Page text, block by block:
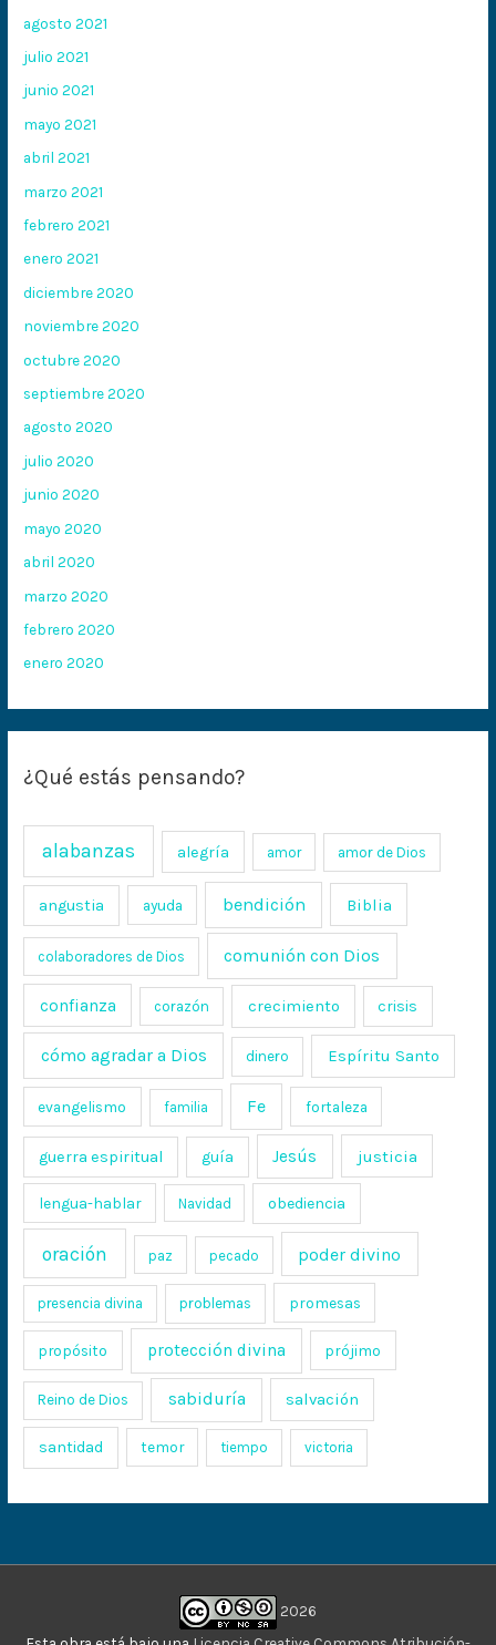
agosto 2021
julio 2021
junio 2021
mayo 2021
abril 2021
marzo 2021
febrero 2021
enero 2021
diciembre 2020
noviembre 2020
octubre 2020
septiembre 2020
agosto 2020
julio 2020
junio 2020
mayo 2020
abril 2020
marzo 2020
febrero 2020
enero 2020
¿Qué estás pensando?
alabanzas alegría amor amor de Dios
angustia ayuda bendición Biblia
colaboradores de Dios comunión con Dios
confianza corazón crecimiento crisis
cómo agradar a Dios dinero Espíritu Santo
evangelismo familia Fe fortaleza
guerra espiritual guía Jesús justicia
lengua-hablar Navidad obediencia
oración paz pecado poder divino
presencia divina problemas promesas
propósito protección divina prójimo
Reino de Dios sabiduría salvación
santidad temor tiempo victoria
2026